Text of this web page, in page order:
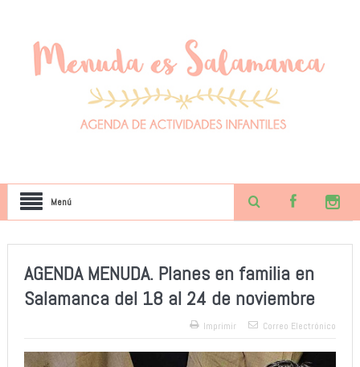
Menú
AGENDA MENUDA. Planes en familia en
Salamanca del 18 al 24 de noviembre
Imprimir Correo Electrónico